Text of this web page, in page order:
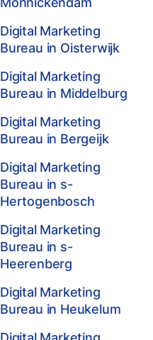
Digital Marketing
Bureau in Oisterwijk
Digital Marketing
Bureau in Middelburg
Digital Marketing
Bureau in Bergeijk
Digital Marketing
Bureau in s-
Hertogenbosch
Digital Marketing
Bureau in s-
Heerenberg
Digital Marketing
Bureau in Heukelum